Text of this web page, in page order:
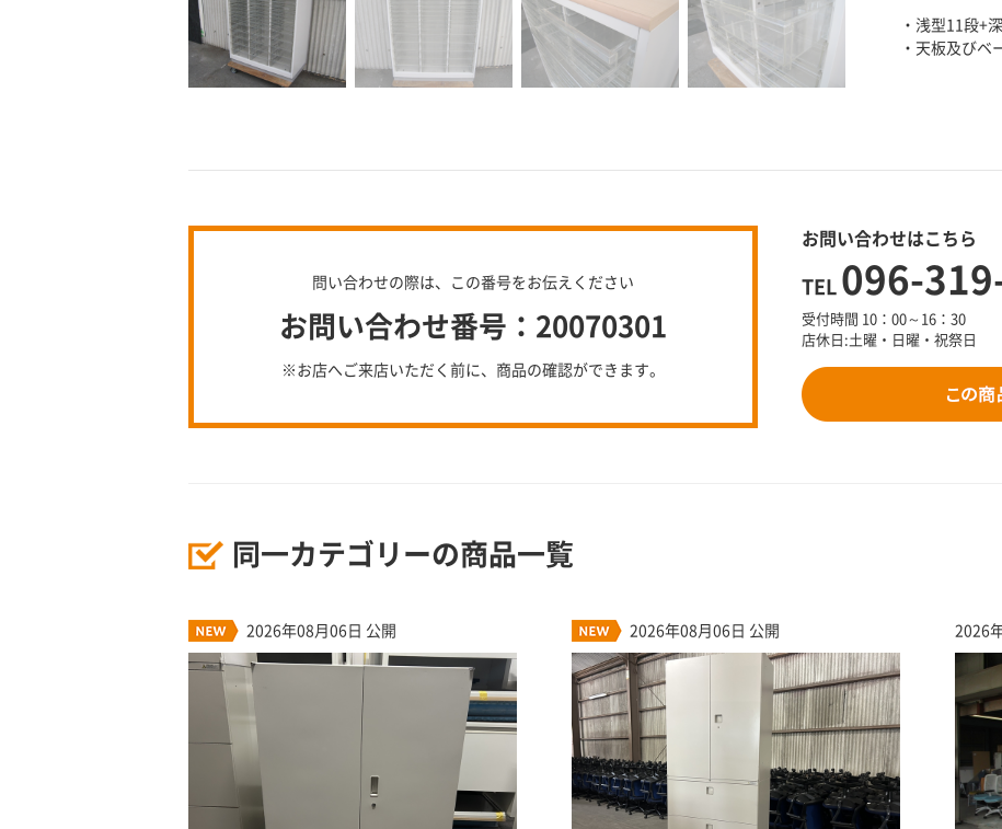
・浅型11段+
・天板及びベ
問い合わせの際は、この番号をお伝えください
お問い合わせ番号：20070301
※お店へご来店いただく前に、商品の確認ができます。
お問い合わせはこちら
TEL 096-
受付時間 10：00～16：30
店休日:土曜・日曜・祝祭日
同一カテゴリーの商品一覧
2026年08月06日 公開 2026年08月06日 公開 2026